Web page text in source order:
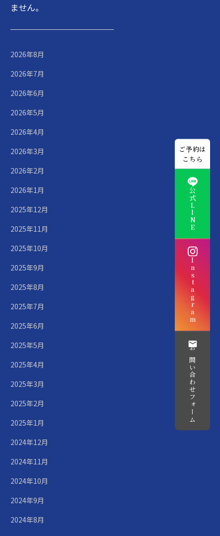
ません。
2026年8月
2026年7月
2026年6月
2026年5月
2026年4月
2026年3月
2026年2月
2026年1月
2025年12月
2025年11月
2025年10月
2025年9月
2025年8月
2025年7月
2025年6月
2025年5月
2025年4月
2025年3月
2025年2月
2025年1月
2024年12月
2024年11月
2024年10月
2024年9月
2024年8月
ご予約は
こちら
公式LINE
Instagram
お問い合わせフォーム